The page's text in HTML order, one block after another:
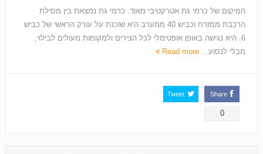
המיקום של כרמי גת אטרקטיבי מאוד. כרמי גת נמצאת בין מסילת
הרכבת ממזרח וכביש 40 ממערב היא שוכנת על עורק הראשי של כביש
6. היא נגישה באופן אופטימלי לכל הצירים ולמקומות מעולים לבילוי,
מבלי לנסוע... Read more
Share
0
Tweet